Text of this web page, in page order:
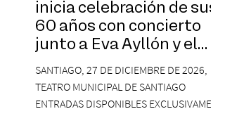
inicia celebración de sus
60 años con concierto
junto a Eva Ayllón y el
Cuarteto Austral en el
Teatro Municipal de
Santiago
SANTIAGO, 27 DE DICIEMBRE DE 2026,
TEATRO MUNICIPAL DE SANTIAGO
ENTRADAS DISPONIBLES EXCLUSIVAMENTE